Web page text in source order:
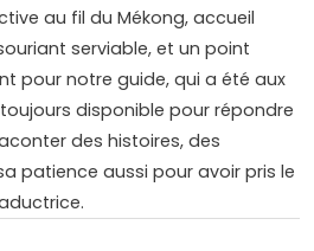
au fil du Mékong, accueil
serviable, et un point
pour notre guide, qui a été aux
disponible pour répondre
des histoires, des
patience aussi pour avoir pris le